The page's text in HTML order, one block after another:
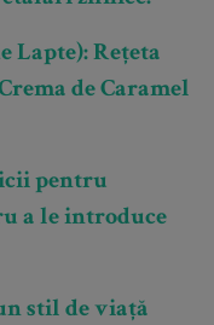
Lapte): Rețeta
de Caramel
pentru
a le introduce
stil de viață